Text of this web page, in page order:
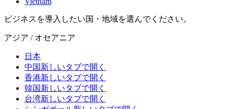
ビジネスを導入したい国・地域を選んでください。
アジア / オセアニア
日本
中国新しいタブで開く
香港新しいタブで開く
韓国新しいタブで開く
台湾新しいタブで開く